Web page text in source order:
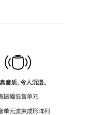
音质，令人沉浸。
振幅低音单元
单元波束成形阵列